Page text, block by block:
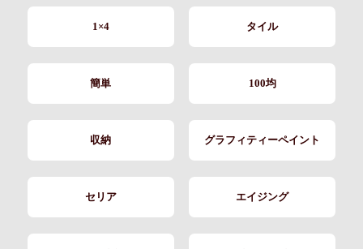
1×4 タイル
簡単 100均
収納 グラフィティーペイント
セリア エイジング